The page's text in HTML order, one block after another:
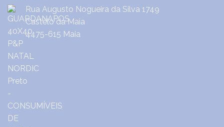
Rua Augusto Nogueira da Silva 1749
Castêlo da Maia
4475-615 Maia